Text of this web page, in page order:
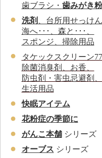
歯ブラシ・ 歯みがき粉
洗剤
、台所用せっけん
海へ･･･、森と･･･、
スポンジ、掃除用品
タケックスクリーン77
除菌消臭剤、お香、
防虫剤・害虫忌避剤、
生活用品
快眠アイテム
花粉症の季節に
がんこ本舗 シリーズ
オーブス シリーズ